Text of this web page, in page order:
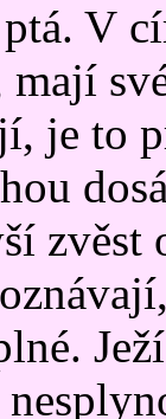
V
je to
zvěst